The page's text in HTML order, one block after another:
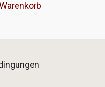
verrottet und fallen
also kein Rost mehr.
hat bekommt